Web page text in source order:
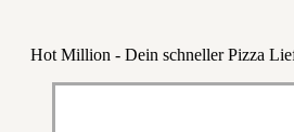
Hot Million - Dein schneller Pizza